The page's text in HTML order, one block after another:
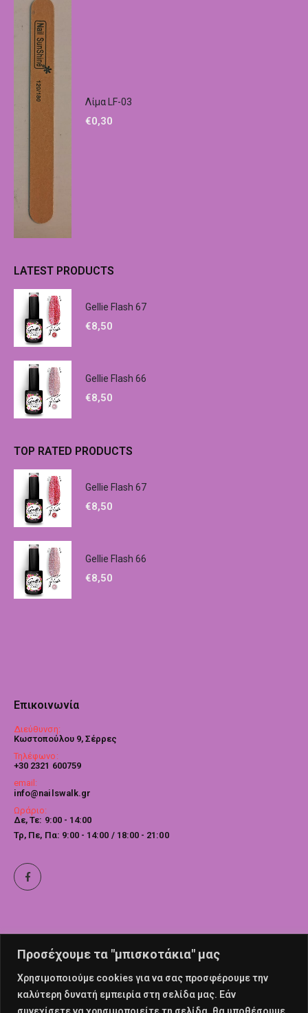
Προσέχουμε τα "μπισκοτάκια" μας
Χρησιμοποιούμε cookies για να σας προσφέρουμε την
καλύτερη δυνατή εμπειρία στη σελίδα μας. Εάν
συνεχίσετε να χρησιμοποιείτε τη σελίδα, θα υποθέσουμε
Λίμα LF-03
€0,30
LATEST PRODUCTS
Gellie Flash 67
€8,50
Gellie Flash 66
€8,50
TOP RATED PRODUCTS
Gellie Flash 67
€8,50
Gellie Flash 66
€8,50
Επικοινωνία
Διεύθυνση:
Κωστοπούλου 9, Σέρρες
Τηλέφωνο:
+30 2321 600759
email:
info@nailswalk.gr
Ωράριο:
Δε, Τε: 9:00 - 14:00
Τρ, Πε, Πα: 9:00 - 14:00 / 18:00 - 21:00